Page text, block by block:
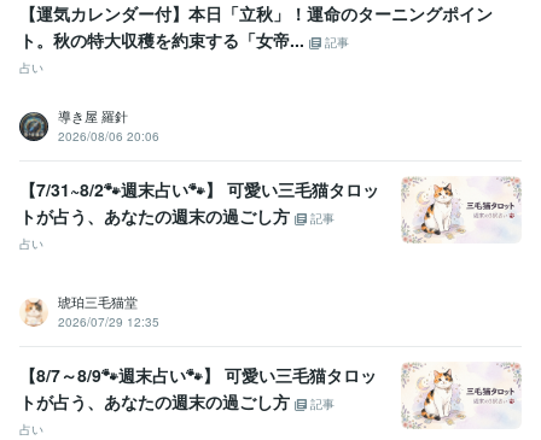
【運気カレンダー付】本日「立秋」！運命のターニングポイン
ト。秋の特大収穫を約束する「女帝...
記事
占い
導き屋 羅針
2026/08/06 20:06
【7/31~8/2🐾週末占い🐾】 可愛い三毛猫タロッ
トが占う、あなたの週末の過ごし方
記事
占い
琥珀三毛猫堂
2026/07/29 12:35
【8/7～8/9🐾週末占い🐾】 可愛い三毛猫タロッ
トが占う、あなたの週末の過ごし方
記事
占い